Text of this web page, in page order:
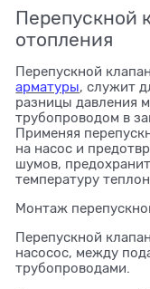
Перепускной
отопления
Перепускной
арматуры, служит
разницы давления
трубопроводом в
Применяя
на насос и
шумов,
температуру
Монтаж
Перепускной
насосос, между
трубопроводами.